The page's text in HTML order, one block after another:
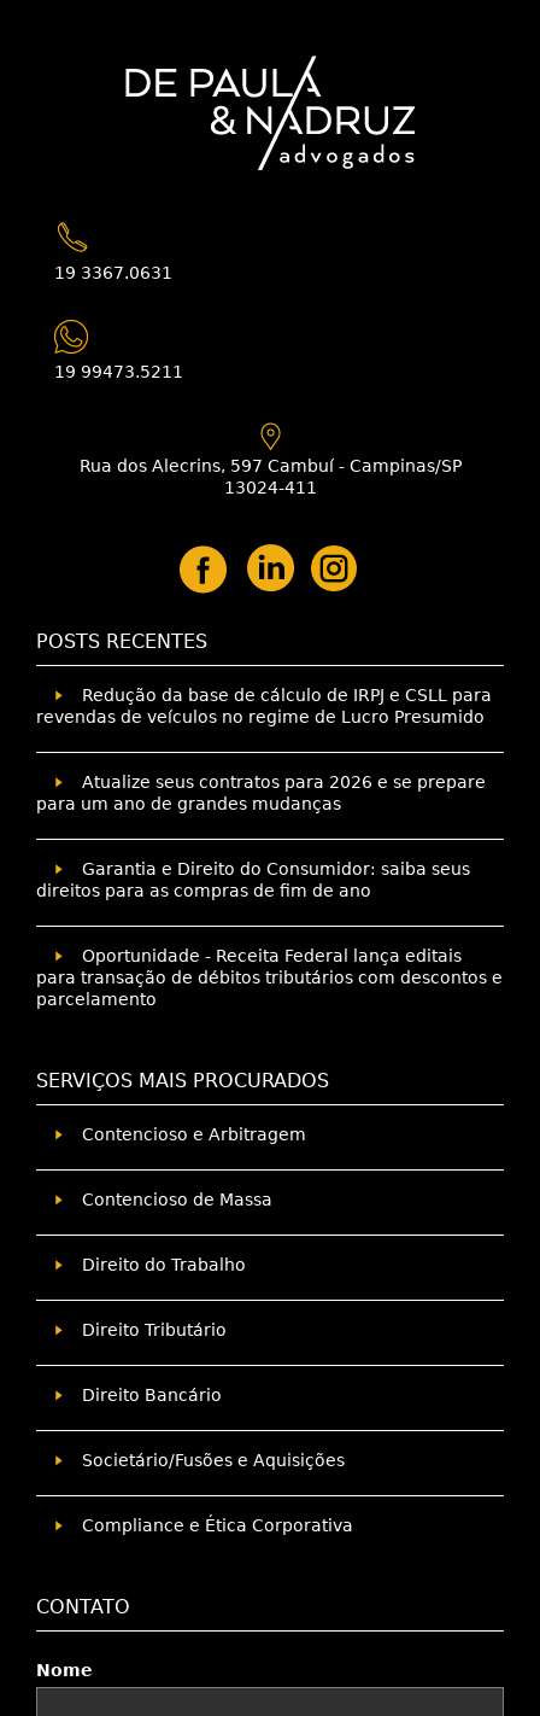
19 3367.0631
19 99473.5211
Rua dos Alecrins, 597 Cambuí - Campinas/SP
13024-411
POSTS RECENTES
Redução da base de cálculo de IRPJ e CSLL para
revendas de veículos no regime de Lucro Presumido
Atualize seus contratos para 2026 e se prepare
para um ano de grandes mudanças
Garantia e Direito do Consumidor: saiba seus
direitos para as compras de fim de ano
Oportunidade - Receita Federal lança editais
para transação de débitos tributários com descontos e
parcelamento
SERVIÇOS MAIS PROCURADOS
Contencioso e Arbitragem
Contencioso de Massa
Direito do Trabalho
Direito Tributário
Direito Bancário
Societário/Fusões e Aquisições
Compliance e Ética Corporativa
CONTATO
Nome